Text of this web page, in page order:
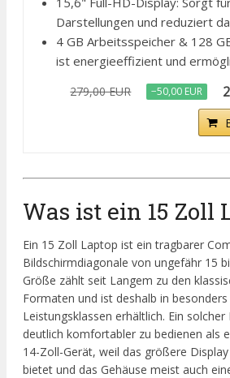
Darstellungen und reduziert
4 GB Arbeitsspeicher & 128
ist energieeffizient und
279,00 EUR −50,00 EUR
Was ist ein 15 Zoll
Ein 15 Zoll Laptop ist ein tragbarer
Bildschirmdiagonale von ungefähr 15
Größe zählt seit Langem zu den
Formaten und ist deshalb in
Leistungsklassen erhältlich. Ein
deutlich komfortabler zu bedienen als
14-Zoll-Gerät, weil das größere
bietet und das Gehäuse meist auch